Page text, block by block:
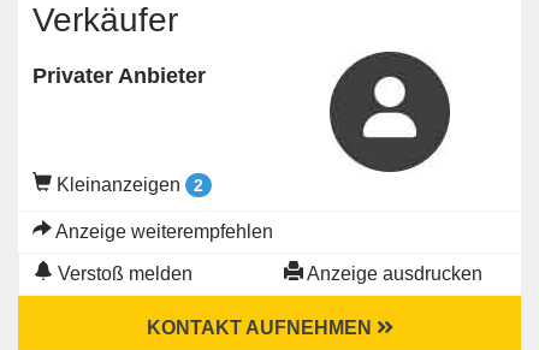
Verkäufer
Privater Anbieter
Kleinanzeigen 2
Anzeige weiterempfehlen
Verstoß melden Anzeige ausdrucken
KONTAKT AUFNEHMEN